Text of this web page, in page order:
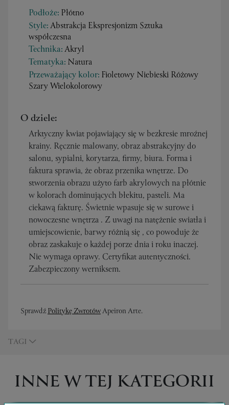
Podłoże: Płótno
Style:Abstrakcja Ekspresjonizm Sztuka
współczesna
Technika:Akryl
Tematyka: Natura
Przeważający kolor: Fioletowy Niebieski Różowy
Szary Wielokolorowy
O dziele:
Arktyczny kwiat pojawiający się w bezkresie mroźnej
krainy. Ręcznie malowany, obraz abstrakcyjny do
salonu, sypialni, korytarza, firmy, biura. Forma i
faktura sprawia, że obraz przenika wnętrze. Do
stworzenia obrazu użyto farb akrylowych na płótnie
w kolorach dominujących błekitu, pasteli. Ma
ciekawą fakturę. Świetnie wpasuje się w surowe i
nowoczesne wnętrza . Z uwagi na natężenie swiatła i
umiejscowienie, barwy różnią się , co powoduje że
obraz zaskakuje o każdej porze dnia i roku inaczej.
Nie wymaga oprawy. Certyfikat autentyczności.
Zabezpieczony werniksem.
SprawdźPolitykę ZwrotówApeiron Arte.
TAGI
INNE W TEJ KATEGORII